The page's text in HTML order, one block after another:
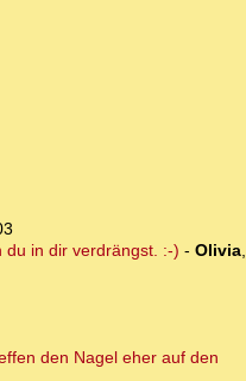
du in dir verdrängst. :-) - Olivia,
den Nagel eher auf den